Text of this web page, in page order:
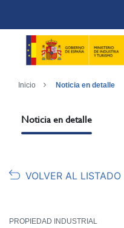
Inicio Noticia en detalle
Noticia en detalle
VOLVER AL LISTADO
PROPIEDAD INDUSTRIAL